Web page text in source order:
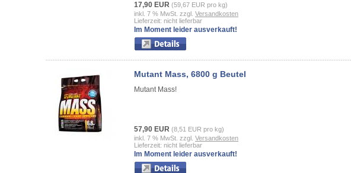
17,90 EUR (59,67 EUR pro kg)
inkl. 7 % MwSt. zzgl. Versandkosten
Lieferzeit: nicht lieferbar
Im Moment leider ausverkauft!
Mutant Mass, 6800 g Beutel
Mutant Mass!
57,90 EUR (8,51 EUR pro kg)
inkl. 7 % MwSt. zzgl. Versandkosten
Lieferzeit: nicht lieferbar
Im Moment leider ausverkauft!